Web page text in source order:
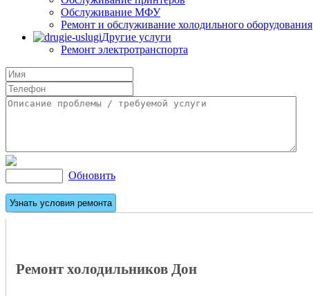
Обслуживание МФУ
Ремонт и обслуживание холодильного оборудования
Другие услуги
Ремонт электротранспорта
Обновить
Ремонт холодильников Дон